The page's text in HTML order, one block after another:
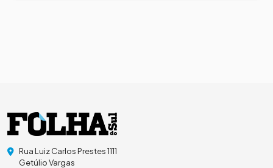
Rua Luiz Carlos Prestes 1111
Getúlio Vargas